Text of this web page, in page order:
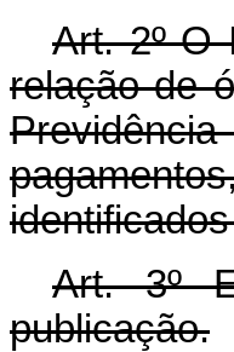
Art. 2º O
relação de
Art. 3º
publicação.